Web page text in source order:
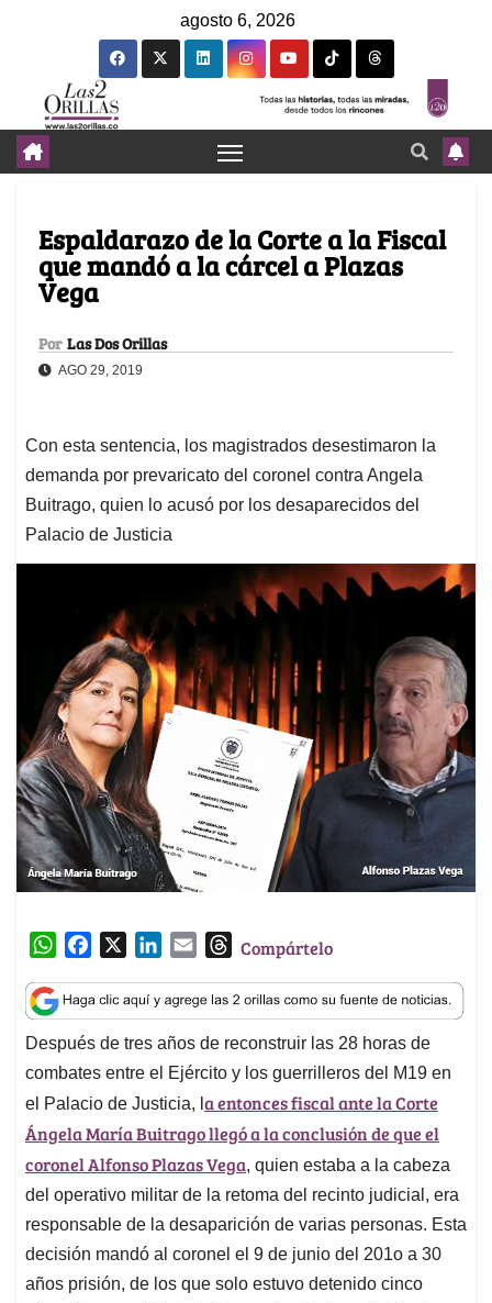
agosto 6, 2026
Espaldarazo de la Corte a la Fiscal
que mandó a la cárcel a Plazas
Vega
Por Las Dos Orillas
AGO 29, 2019
Con esta sentencia, los magistrados desestimaron la
demanda por prevaricato del coronel contra Angela
Buitrago, quien lo acusó por los desaparecidos del
Palacio de Justicia
W
a
t
s
A
p
p
c
e
b
o
o
k
n
k
e
d
I
n
a
i
l
T
r
e
a
d
s
Compártelo
Después de tres años de reconstruir las 28 horas de
combates entre el Ejército y los guerrilleros del M19 en
el Palacio de Justicia, l a entonces fiscal ante la Corte
Ángela María Buitrago llegó a la conclusión de que el
coronel Alfonso Plazas Vega, quien estaba a la cabeza
del operativo militar de la retoma del recinto judicial, era
responsable de la desaparición de varias personas. Esta
decisión mandó al coronel el 9 de junio del 201o a 30
años prisión, de los que solo estuvo detenido cinco